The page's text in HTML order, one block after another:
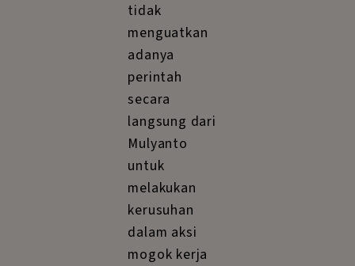
tidak
menguatkan
adanya
perintah
secara
langsung dari
Mulyanto
untuk
melakukan
kerusuhan
dalam aksi
mogok kerja